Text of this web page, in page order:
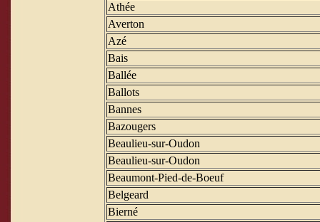
Athée
Averton
Azé
Bais
Ballée
Ballots
Bannes
Bazougers
Beaulieu-sur-Oudon
Beaulieu-sur-Oudon
Beaumont-Pied-de-Boeuf
Belgeard
Bierné